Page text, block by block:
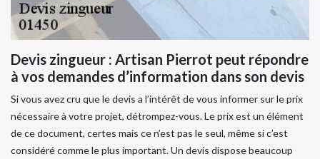
Devis zingueur : Artisan Pierrot peut répondre
à vos demandes d’information dans son devis
Si vous avez cru que le devis a l’intérêt de vous informer sur le prix
nécessaire à votre projet, détrompez-vous. Le prix est un élément
de ce document, certes mais ce n’est pas le seul, même si c’est
considéré comme le plus important. Un devis dispose beaucoup